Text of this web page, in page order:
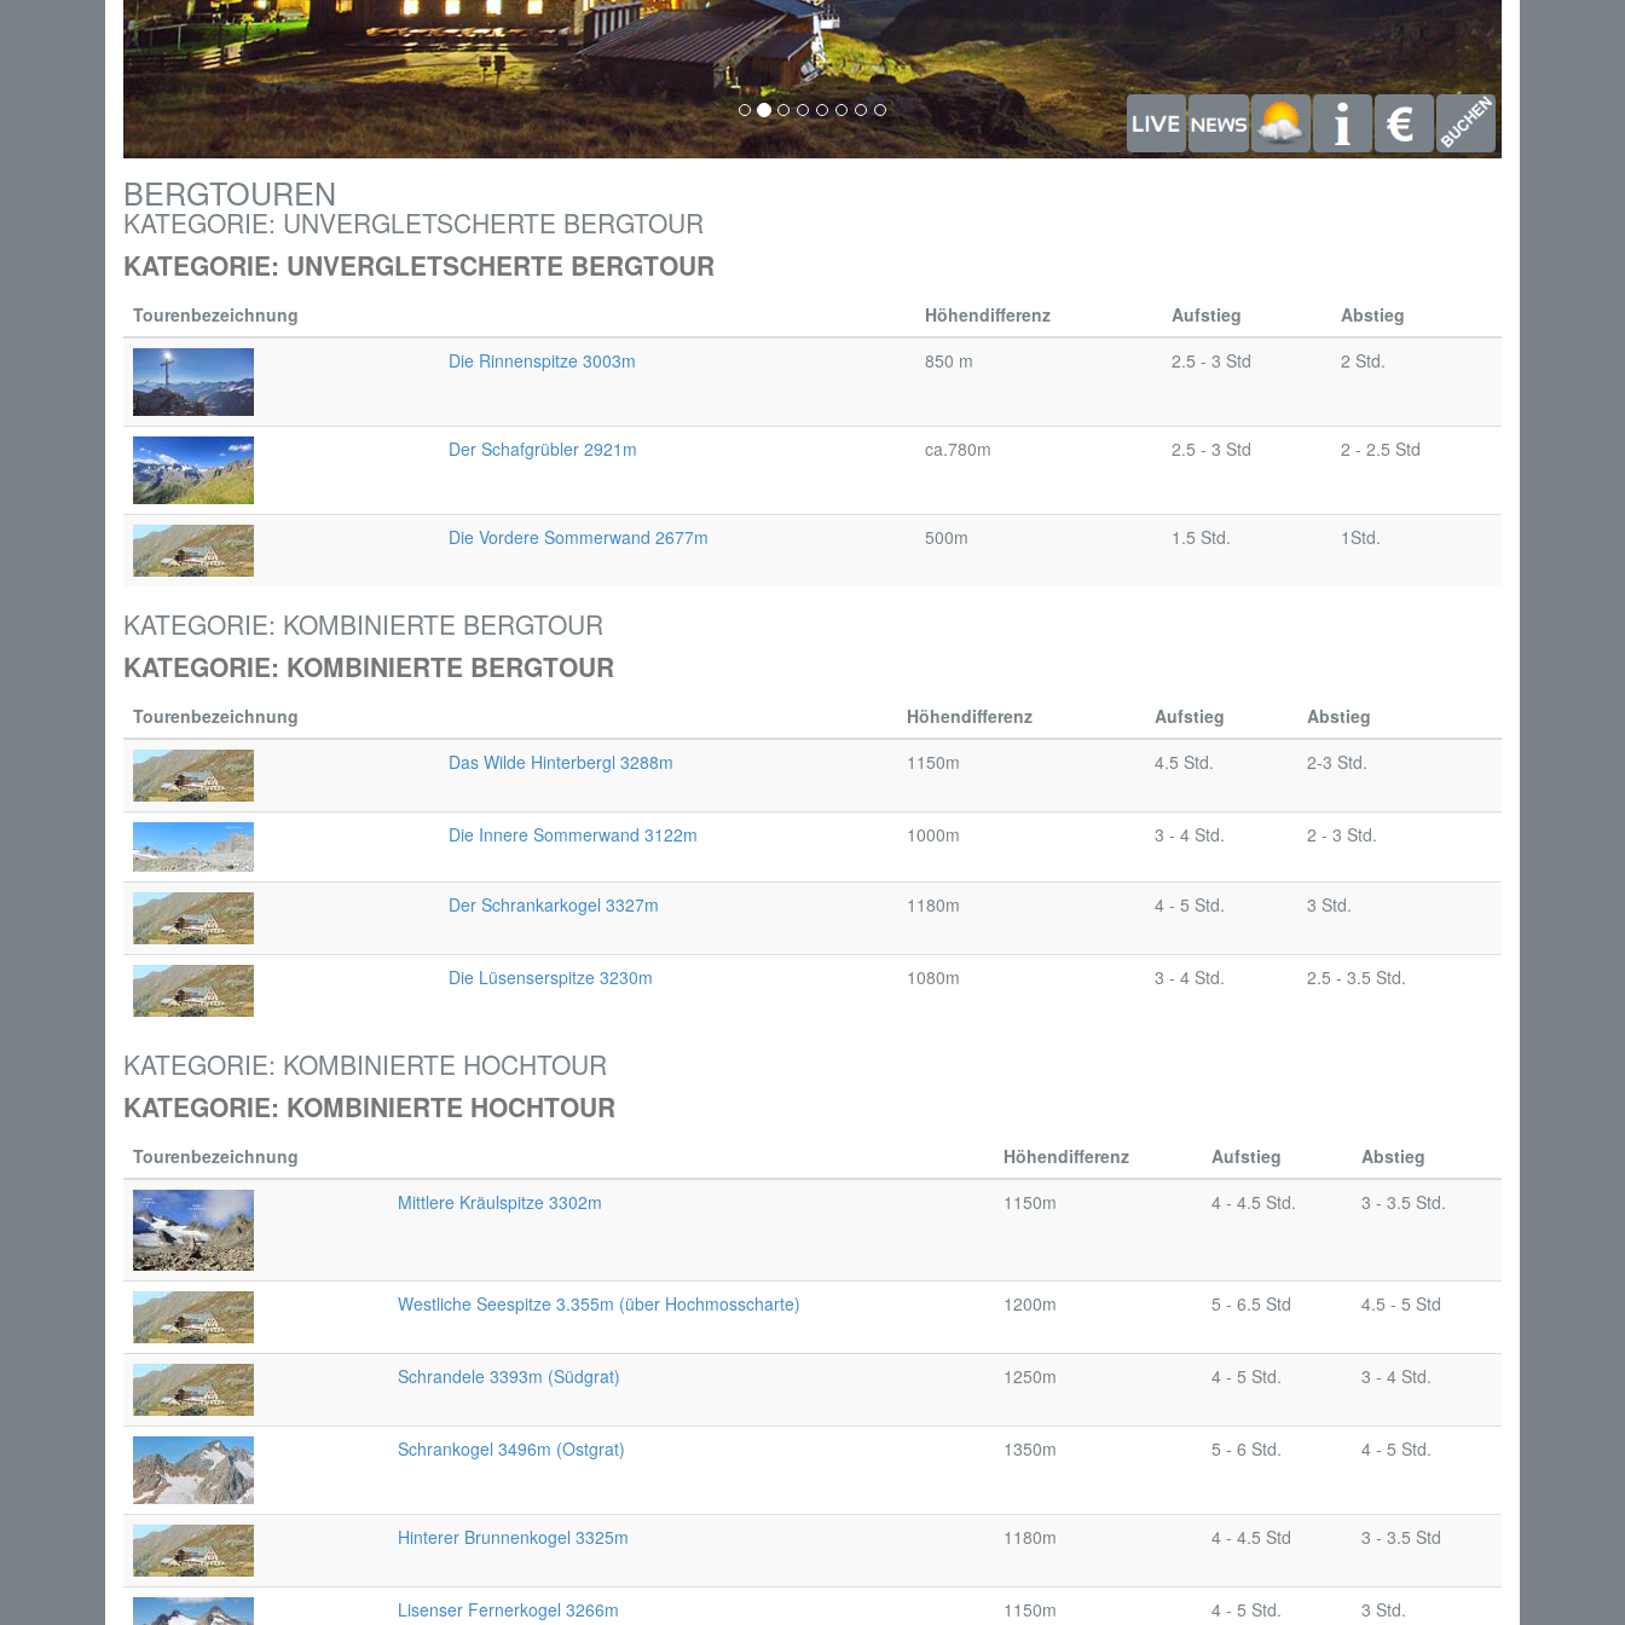
BERGTOUREN
KATEGORIE: UNVERGLETSCHERTE BERGTOUR
KATEGORIE: UNVERGLETSCHERTE BERGTOUR
Tourenbezeichnung Höhendifferenz Aufstieg
Abstieg
Die Rinnenspitze 3003m
850 m 2.5 - 3 Std 2 Std.
Der Schafgrübler 2921m ca.780m 2.5 - 3 Std 2 - 2.5 Std
Die Vordere Sommerwand 2677m 500m 1.5 Std. 1Std.
KATEGORIE: KOMBINIERTE BERGTOUR
KATEGORIE: KOMBINIERTE BERGTOUR
Tourenbezeichnung Höhendifferenz Aufstieg
Abstieg
Das Wilde Hinterbergl 3288m
1150m 4.5 Std. 2-3 Std.
Die Innere Sommerwand 3122m 1000m 3 - 4 Std. 2 - 3 Std.
Der Schrankarkogel 3327m 1180m 4 - 5 Std. 3 Std.
Die Lüsenserspitze 3230m 1080m 3 - 4 Std. 2.5 - 3.5 Std.
KATEGORIE: KOMBINIERTE HOCHTOUR
KATEGORIE: KOMBINIERTE HOCHTOUR
Tourenbezeichnung Höhendifferenz Aufstieg
Abstieg
Mittlere Kräulspitze 3302m
1150m 4 - 4.5 Std. 3 - 3.5 Std.
Westliche Seespitze 3.355m (über Hochmosscharte) 1200m 5 - 6.5 Std 4.5 - 5 Std
Schrandele 3393m (Südgrat) 1250m 4 - 5 Std. 3 - 4 Std.
Schrankogel 3496m (Ostgrat) 1350m 5 - 6 Std. 4 - 5 Std.
Hinterer Brunnenkogel 3325m 1180m 4 - 4.5 Std 3 - 3.5 Std
Lisenser Fernerkogel 3266m 1150m 4 - 5 Std. 3 Std.